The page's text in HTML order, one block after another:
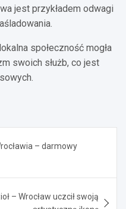
jest przykładem odwagi
społeczność mogła
swoich służb, co jest
– darmowy
– Wrocław uczcił swoją